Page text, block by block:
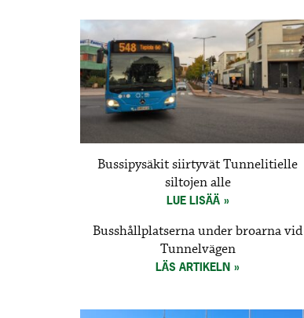
Bussipysäkit siirtyvät Tunnelitielle
siltojen alle
LUE LISÄÄ
Busshållplatserna under broarna vid
Tunnelvägen
LÄS ARTIKELN